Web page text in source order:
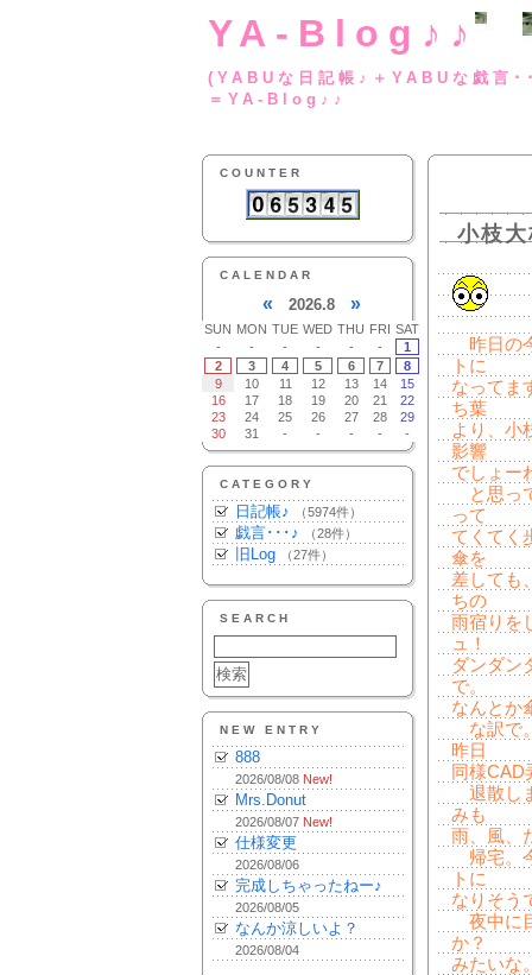
YA-Blog♪♪
(YABUな日記帳♪
＝YA-Blog♪♪
COUNTER
CALENDAR
« 2026.8 »
SUN MON TUE WED THU FRI SAT
-
- - - - -
1
2
3 4 5 6 7
8
9
10 11 12 13 14
15
16
17 18 19 20 21
22
23
24 25 26 27 28
29
30
31 - - - - -
CATEGORY
日記帳♪ （5974件）
戯言･･･♪ （28件）
旧Log （27件）
SEARCH
NEW ENTRY
888
2026/08/08 New!
Mrs.Donut
2026/08/07 New!
仕様変更
2026/08/06
完成しちゃったねー♪
2026/08/05
なんか涼しいよ？
2026/08/04
小枝
昨日の
トに
なってま
ち葉
より、小
影響
でしょー
と思っ
って
てくてく
傘を
差しても
ちの
雨宿りを
ュ！
ダンダン
で。
なんとか
な訳で
昨日
同様CAD
退散し
みも
雨、風、
帰宅。
トに
なりそう
夜中に
か？
みたいな